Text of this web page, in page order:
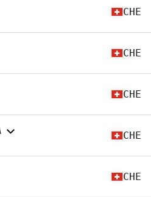
CHE
CHE
CHE
CHE
CHE